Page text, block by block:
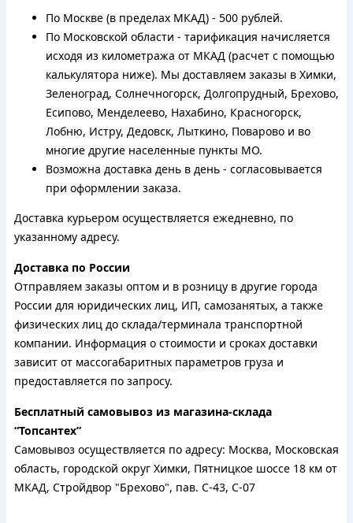
По Москве (в пределах МКАД) - 500 рублей.
По Московской области - тарификация начисляется
исходя из километража от МКАД (расчет с помощью
калькулятора ниже). Мы доставляем заказы в Химки,
Зеленоград, Солнечногорск, Долгопрудный, Брехово,
Есипово, Менделеево, Нахабино, Красногорск,
Лобню, Истру, Дедовск, Лыткино, Поварово и во
многие другие населенные пункты МО.
Возможна доставка день в день - согласовывается
при оформлении заказа.
Доставка курьером осуществляется ежедневно, по
указанному адресу.
Доставка по России
Отправляем заказы оптом и в розницу в другие города
России для юридических лиц, ИП, самозанятых, а также
физических лиц до склада/терминала транспортной
компании. Информация о стоимости и сроках доставки
зависит от массогабаритных параметров груза и
предоставляется по запросу.
Бесплатный самовывоз из магазина-склада
“Топсантех”
Самовывоз осуществляется по адресу: Москва, Московская
область, городской округ Химки, Пятницкое шоссе 18 км от
МКАД, Стройдвор "Брехово", пав. С-43, С-07